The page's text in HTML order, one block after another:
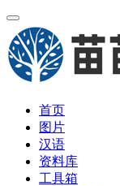
首页
图片
汉语
资料库
工具箱